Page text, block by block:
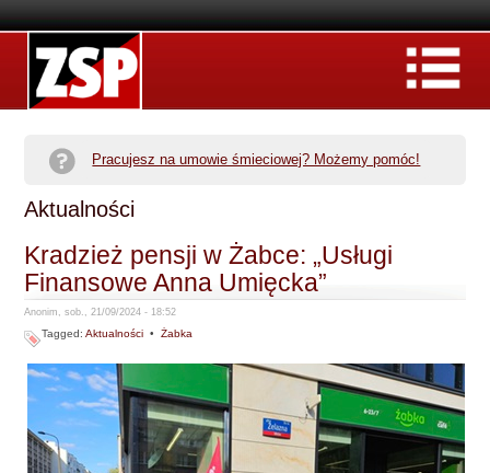
Pracujesz na umowie śmieciowej? Możemy pomóc!
Aktualności
Kradzież pensji w Żabce: „Usługi
Finansowe Anna Umięcka”
Anonim, sob., 21/09/2024 - 18:52
Tagged:Aktualności •Żabka